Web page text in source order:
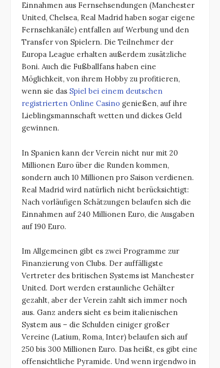
Einnahmen aus Fernsehsendungen (Manchester
United, Chelsea, Real Madrid haben sogar eigene
Fernsehkanäle) entfallen auf Werbung und den
Transfer von Spielern. Die Teilnehmer der
Europa League erhalten außerdem zusätzliche
Boni. Auch die Fußballfans haben eine
Möglichkeit, von ihrem Hobby zu profitieren,
wenn sie das Spiel bei einem deutschen
registrierten Online Casino genießen, auf ihre
Lieblingsmannschaft wetten und dickes Geld
gewinnen.
In Spanien kann der Verein nicht nur mit 20
Millionen Euro über die Runden kommen,
sondern auch 10 Millionen pro Saison verdienen.
Real Madrid wird natürlich nicht berücksichtigt:
Nach vorläufigen Schätzungen belaufen sich die
Einnahmen auf 240 Millionen Euro, die Ausgaben
auf 190 Euro.
Im Allgemeinen gibt es zwei Programme zur
Finanzierung von Clubs. Der auffälligste
Vertreter des britischen Systems ist Manchester
United. Dort werden erstaunliche Gehälter
gezahlt, aber der Verein zahlt sich immer noch
aus. Ganz anders sieht es beim italienischen
System aus – die Schulden einiger großer
Vereine (Latium, Roma, Inter) belaufen sich auf
250 bis 300 Millionen Euro. Das heißt, es gibt eine
offensichtliche Pyramide. Und wenn irgendwo in